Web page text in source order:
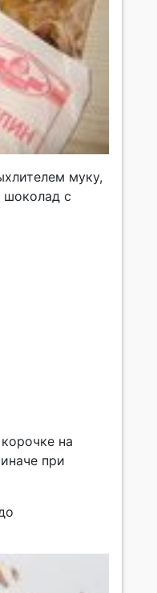
муку,
шоколад с
на
при